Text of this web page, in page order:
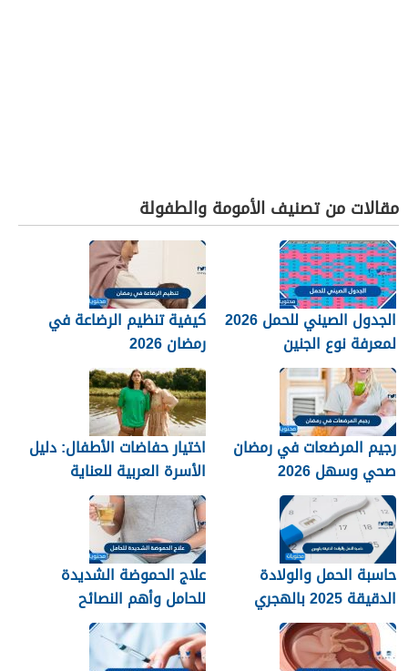
مقالات من تصنيف الأمومة والطفولة
الجدول الصيني للحمل 2026
لمعرفة نوع الجنين
كيفية تنظيم الرضاعة في
رمضان 2026
رجيم المرضعات في رمضان
صحي وسهل 2026
اختيار حفاضات الأطفال: دليل
الأسرة العربية للعناية
والراحة
حاسبة الحمل والولادة
الدقيقة 2025 بالهجري
علاج الحموضة الشديدة
للحامل وأهم النصائح
للسيطرة على حموضة
المعدة